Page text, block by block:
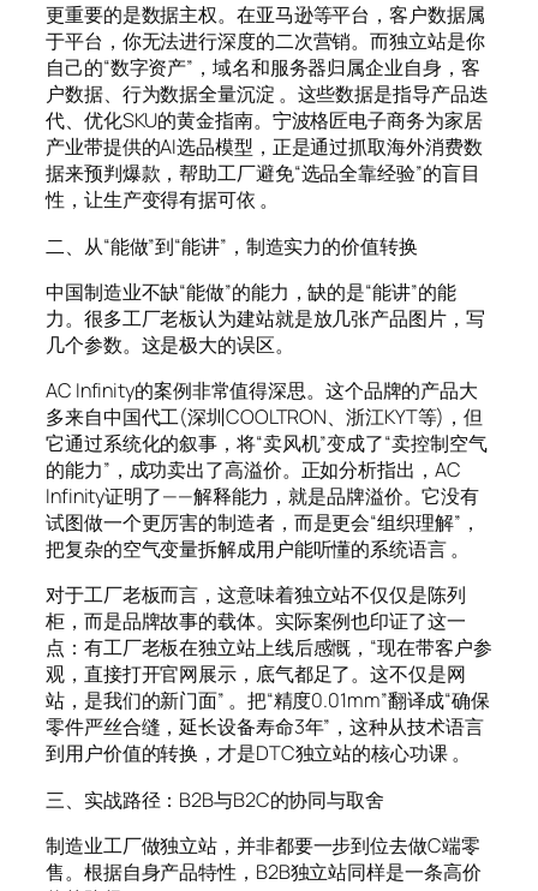
更重要的是数据主权。在亚马逊等平台，客户数据属
于平台，你无法进行深度的二次营销。而独立站是你
自己的“数字资产”，域名和服务器归属企业自身，客
户数据、行为数据全量沉淀 。这些数据是指导产品迭
代、优化SKU的黄金指南。宁波格匠电子商务为家居
产业带提供的AI选品模型，正是通过抓取海外消费数
据来预判爆款，帮助工厂避免“选品全靠经验”的盲目
性，让生产变得有据可依 。
二、从“能做”到“能讲”，制造实力的价值转换
中国制造业不缺“能做”的能力，缺的是“能讲”的能
力。很多工厂老板认为建站就是放几张产品图片，写
几个参数。这是极大的误区。
AC Infinity的案例非常值得深思。这个品牌的产品大
多来自中国代工(深圳COOLTRON、浙江KYT等)，但
它通过系统化的叙事，将“卖风机”变成了“卖控制空气
的能力”，成功卖出了高溢价。正如分析指出，AC
Infinity证明了——解释能力，就是品牌溢价。它没有
试图做一个更厉害的制造者，而是更会“组织理解”，
把复杂的空气变量拆解成用户能听懂的系统语言 。
对于工厂老板而言，这意味着独立站不仅仅是陈列
柜，而是品牌故事的载体。实际案例也印证了这一
点：有工厂老板在独立站上线后感慨，“现在带客户参
观，直接打开官网展示，底气都足了。这不仅是网
站，是我们的新门面” 。把“精度0.01mm”翻译成“确保
零件严丝合缝，延长设备寿命3年”，这种从技术语言
到用户价值的转换，才是DTC独立站的核心功课 。
三、实战路径：B2B与B2C的协同与取舍
制造业工厂做独立站，并非都要一步到位去做C端零
售。根据自身产品特性，B2B独立站同样是一条高价